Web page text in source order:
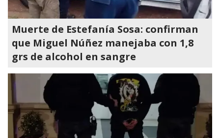
Muerte de Estefanía Sosa: confirman
que Miguel Núñez manejaba con 1,8
grs de alcohol en sangre